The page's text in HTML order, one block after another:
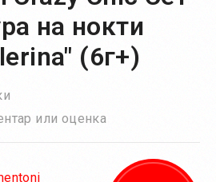
на нокти
(6г+)
или оценка